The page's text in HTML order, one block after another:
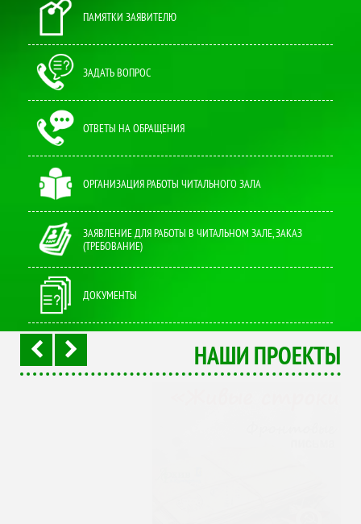
ПАМЯТКИ ЗАЯВИТЕЛЮ
ЗАДАТЬ ВОПРОС
ОТВЕТЫ НА ОБРАЩЕНИЯ
ОРГАНИЗАЦИЯ РАБОТЫ ЧИТАЛЬНОГО ЗАЛА
ЗАЯВЛЕНИЕ ДЛЯ РАБОТЫ В ЧИТАЛЬНОМ ЗАЛЕ, ЗАКАЗ
(ТРЕБОВАНИЕ)
ДОКУМЕНТЫ
НАШИ ПРОЕКТЫ